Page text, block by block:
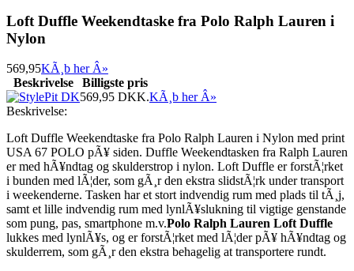
Loft Duffle Weekendtaske fra Polo Ralph Lauren i
Nylon
569,95KÃ¸b her Â»
Beskrivelse
Billigste pris
569,95 DKK.KÃ¸b her Â»
Beskrivelse:
Loft Duffle Weekendtaske fra Polo Ralph Lauren i Nylon med print
USA 67 POLO pÃ¥ siden. Duffle Weekendtasken fra Ralph Lauren
er med hÃ¥ndtag og skulderstrop i nylon. Loft Duffle er forstÃ¦rket
i bunden med lÃ¦der, som gÃ¸r den ekstra slidstÃ¦rk under transport
i weekenderne. Tasken har et stort indvendig rum med plads til tÃ¸j,
samt et lille indvendig rum med lynlÃ¥slukning til vigtige genstande
som pung, pas, smartphone m.v.Polo Ralph Lauren Loft Duffle
lukkes med lynlÃ¥s, og er forstÃ¦rket med lÃ¦der pÃ¥ hÃ¥ndtag og
skulderrem, som gÃ¸r den ekstra behagelig at transportere rundt.